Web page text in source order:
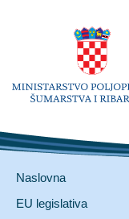
Naslovna
EU legislativa